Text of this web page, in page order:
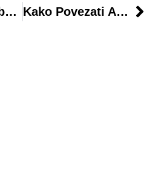
Kako Dodati Obavezna Polja U Checkout Kako Povezati AI Chatbot Sa CRM Sistemom